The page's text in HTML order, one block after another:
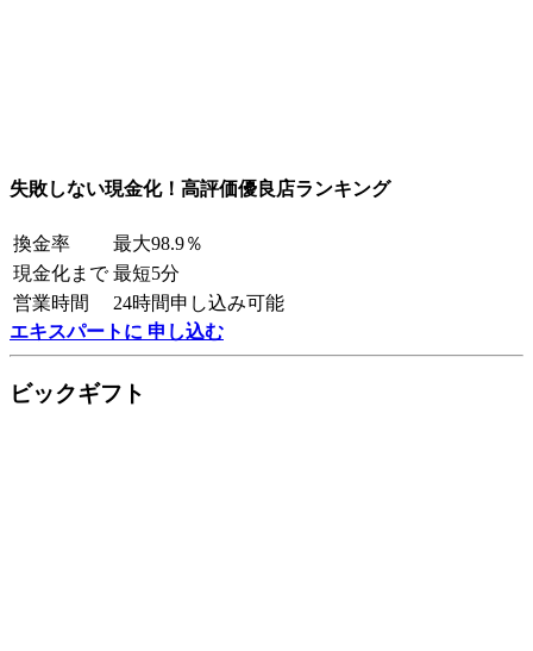
失敗しない現金化！高評価優良店ランキング
換金率
最大98.9％
現金化まで 最短5分
営業時間
24時間申し込み可能
エキスパートに 申し込む
ビックギフト